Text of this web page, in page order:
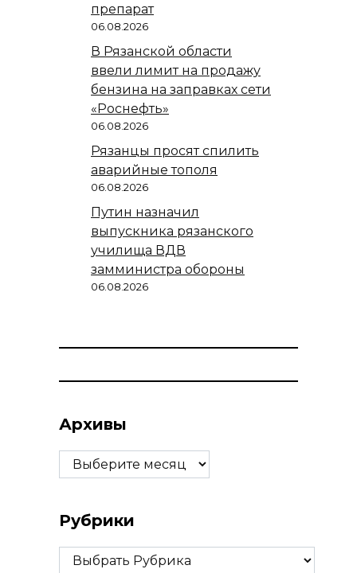
препарат
06.08.2026
В Рязанской области
ввели лимит на продажу
бензина на заправках сети
«Роснефть»
06.08.2026
Рязанцы просят спилить
аварийные тополя
06.08.2026
Путин назначил
выпускника рязанского
училища ВДВ
замминистра обороны
06.08.2026
Архивы
Архивы
Рубрики
Рубрики